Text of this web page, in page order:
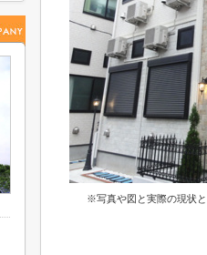
※写真や図と実際の現状